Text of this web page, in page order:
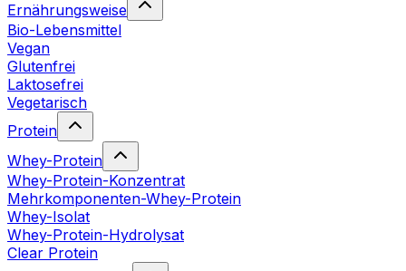
Ernährungsweise
Bio-Lebensmittel
Vegan
Glutenfrei
Laktosefrei
Vegetarisch
Protein
Whey-Protein
Whey-Protein-Konzentrat
Mehrkomponenten-Whey-Protein
Whey-Isolat
Whey-Protein-Hydrolysat
Clear Protein